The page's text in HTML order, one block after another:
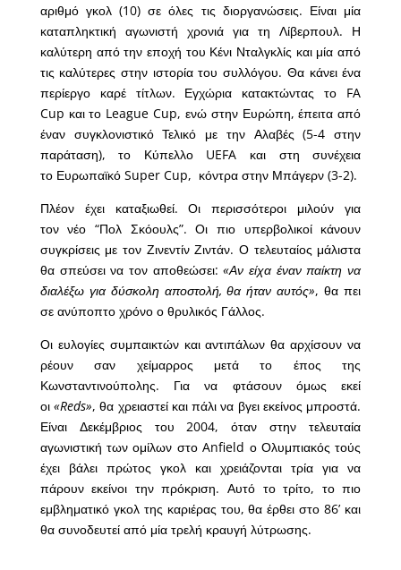
αριθμό γκολ (10) σε όλες τις διοργανώσεις. Είναι μία
καταπληκτική αγωνιστή χρονιά για τη Λίβερπουλ. Η
καλύτερη από την εποχή του Κένι Νταλγκλίς και μία από
τις καλύτερες στην ιστορία του συλλόγου. Θα κάνει ένα
περίεργο καρέ τίτλων. Εγχώρια κατακτώντας το FA
Cup και το League Cup, ενώ στην Ευρώπη, έπειτα από
έναν συγκλονιστικό Τελικό με την Αλαβές (5-4 στην
παράταση), το Κύπελλο UEFA και στη συνέχεια
το Ευρωπαϊκό Super Cup, κόντρα στην Μπάγερν (3-2).
Πλέον έχει καταξιωθεί. Οι περισσότεροι μιλούν για
τον νέο “Πολ Σκόουλς”. Οι πιο υπερβολικοί κάνουν
συγκρίσεις με τον Ζινεντίν Ζιντάν. Ο τελευταίος μάλιστα
θα σπεύσει να τον αποθεώσει:«Αν είχα έναν παίκτη να
διαλέξω για δύσκολη αποστολή, θα ήταν αυτός», θα πει
σε ανύποπτο χρόνο ο θρυλικός Γάλλος.
Οι ευλογίες συμπαικτών και αντιπάλων θα αρχίσουν να
ρέουν σαν χείμαρρος μετά το έπος της
Κωνσταντινούπολης. Για να φτάσουν όμως εκεί
οι«Reds», θα χρειαστεί και πάλι να βγει εκείνος μπροστά.
Είναι Δεκέμβριος του 2004, όταν στην τελευταία
αγωνιστική των ομίλων στο Anfield ο Ολυμπιακός τούς
έχει βάλει πρώτος γκολ και χρειάζονται τρία για να
πάρουν εκείνοι την πρόκριση. Αυτό το τρίτο, το πιο
εμβληματικό γκολ της καριέρας του, θα έρθει στο 86’ και
θα συνοδευτεί από μία τρελή κραυγή λύτρωσης.